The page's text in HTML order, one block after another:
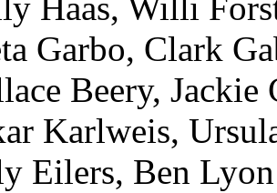
Garbo, Clark
Beery, Jackie
Karlweis,
Eilers, Ben Lyon